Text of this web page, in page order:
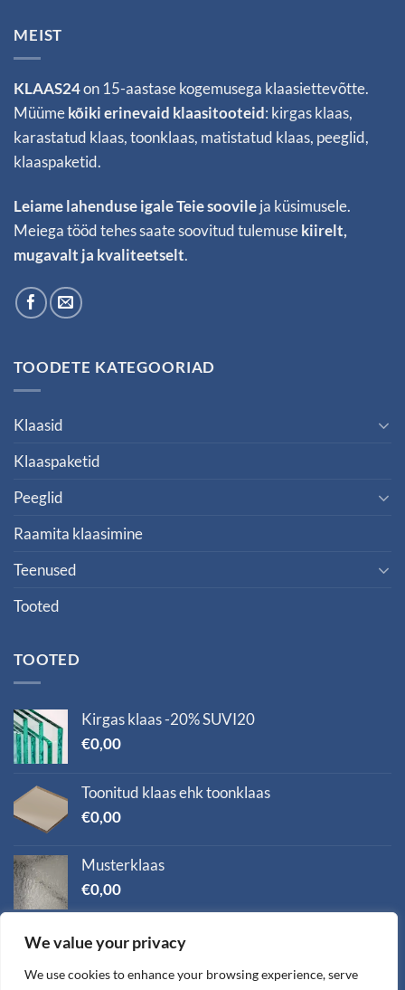
We value your privacy
We use cookies to enhance your browsing experience, serve
MEIST
KLAAS24on 15-aastase kogemusega klaasiettevõtte.
Müümekõiki erinevaid klaasitooteid: kirgas klaas,
karastatud klaas, toonklaas, matistatud klaas, peeglid,
klaaspaketid.
Leiame lahenduseigale Teie soovileja küsimusele.
Meiega tööd tehes saate soovitud tulemusekiirelt,
mugavalt ja kvaliteetselt.
TOODETE KATEGOORIAD
Klaasid
Klaaspaketid
Peeglid
Raamita klaasimine
Teenused
Tooted
TOOTED
Kirgas klaas -20% SUVI20
€0,00
Toonitud klaas ehk toonklaas
€0,00
Musterklaas
€0,00
Optiwhite klaas, eriti kirgas klaas